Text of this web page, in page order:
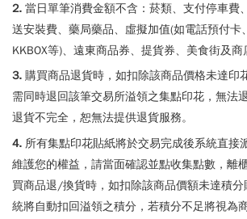
2. 當日單筆消費金額不含：菸類、支付停車費
送安裝費、藥局藥品、虛擬加值(如電話預付卡
KKBOX等)、遠東商品券、提貨券、美食街及商
3. 購買商品退貨時，如扣除該商品價格未達印
需同時退回該筆交易所溢領之集點印花，無法
退貨不完全，恕無法提供退貨服務。
4. 所有集點印花貼紙將於交易完成後系統直接
維護您的權益，請當面確認並點收集點數，離
買商品退/換貨時，如扣除該商品價額未達積
統將自動扣回溢領之積分，若積分不足將視為